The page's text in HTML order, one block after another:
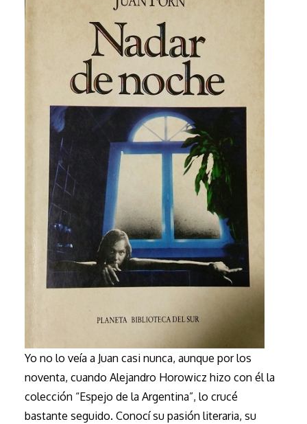
Yo no lo veía a Juan casi nunca, aunque por los
noventa, cuando Alejandro Horowicz hizo con él la
colección “Espejo de la Argentina”, lo crucé
bastante seguido. Conocí su pasión literaria, su